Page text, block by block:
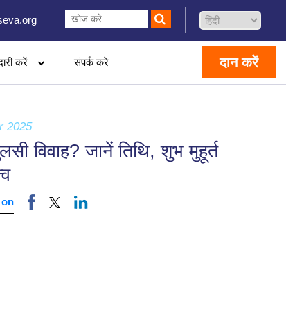
करें संपर्क करे दान करें
2025
विवाह? जानें तिथि, शुभ मुहूर्त
on